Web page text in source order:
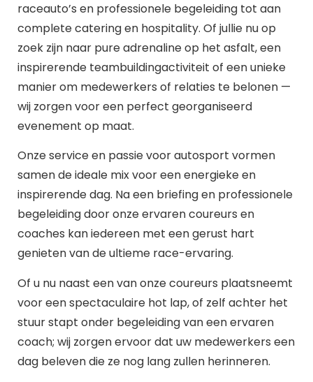
raceauto’s en professionele begeleiding tot aan
complete catering en hospitality. Of jullie nu op
zoek zijn naar pure adrenaline op het asfalt, een
inspirerende teambuildingactiviteit of een unieke
manier om medewerkers of relaties te belonen —
wij zorgen voor een perfect georganiseerd
evenement op maat.
Onze service en passie voor autosport vormen
samen de ideale mix voor een energieke en
inspirerende dag. Na een briefing en professionele
begeleiding door onze ervaren coureurs en
coaches kan iedereen met een gerust hart
genieten van de ultieme race-ervaring.
Of u nu naast een van onze coureurs plaatsneemt
voor een spectaculaire hot lap, of zelf achter het
stuur stapt onder begeleiding van een ervaren
coach; wij zorgen ervoor dat uw medewerkers een
dag beleven die ze nog lang zullen herinneren.